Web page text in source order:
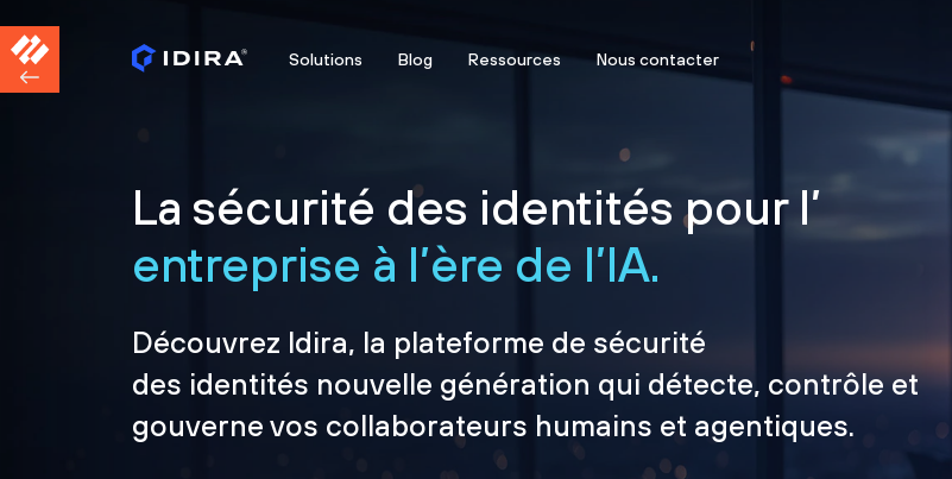
Solutions Blog Ressources Nous contacter
La sécurité des identités pour l’
entreprise à l’ère de l’IA.
Découvrez Idira, la plateforme de sécurité
des identités nouvelle génération qui détecte, contrôle et
gouverne vos collaborateurs humains et agentiques.